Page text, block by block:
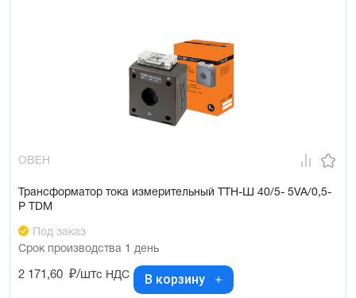
ОВЕН
Трансформатор тока измерительный ТТН-Ш 40/5- 5VA/0,5-
Р TDM
Под заказ
Срок производства 1 день
2 171,60 ₽/штс НДС В корзину